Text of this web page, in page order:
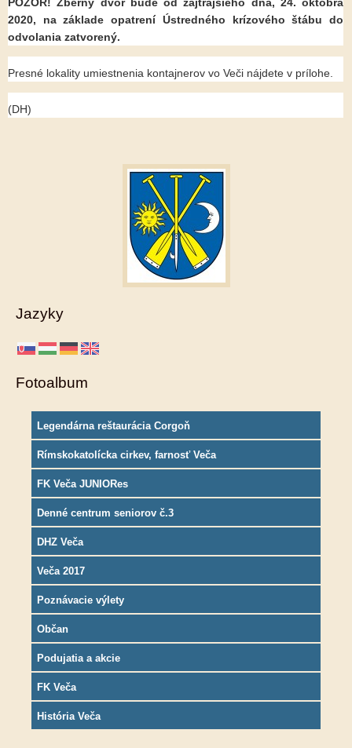
2020, na základe opatrení Ústredného krízového štábu do
odvolania zatvorený.
Presné lokality umiestnenia kontajnerov vo Veči nájdete v prílohe.
(DH)
Jazyky
Fotoalbum
Legendárna reštaurácia Corgoň
Rímskokatolícka cirkev, farnosť Veča
FK Veča JUNIORes
Denné centrum seniorov č.3
DHZ Veča
Veča 2017
Poznávacie výlety
Občan
Podujatia a akcie
FK Veča
História Veča